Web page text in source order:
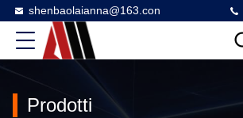
shenbaolaianna@163.con
Prodotti